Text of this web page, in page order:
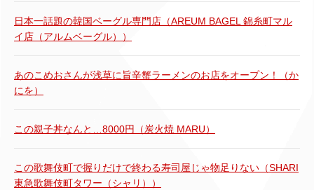
日本一話題の韓国ベーグル専門店（AREUM BAGEL 錦糸町マル
イ店（アルムベーグル））
あのこめおさんが浅草に旨辛蟹ラーメンのお店をオープン！（か
にを）
この親子丼なんと…8000円（炭火焼 MARU）
この歌舞伎町で握りだけで終わる寿司屋じゃ物足りない（SHARI
東急歌舞伎町タワー（シャリ））